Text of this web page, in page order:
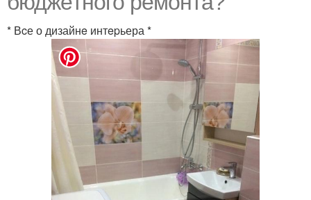
* Вcе о дизайнe интepьера *